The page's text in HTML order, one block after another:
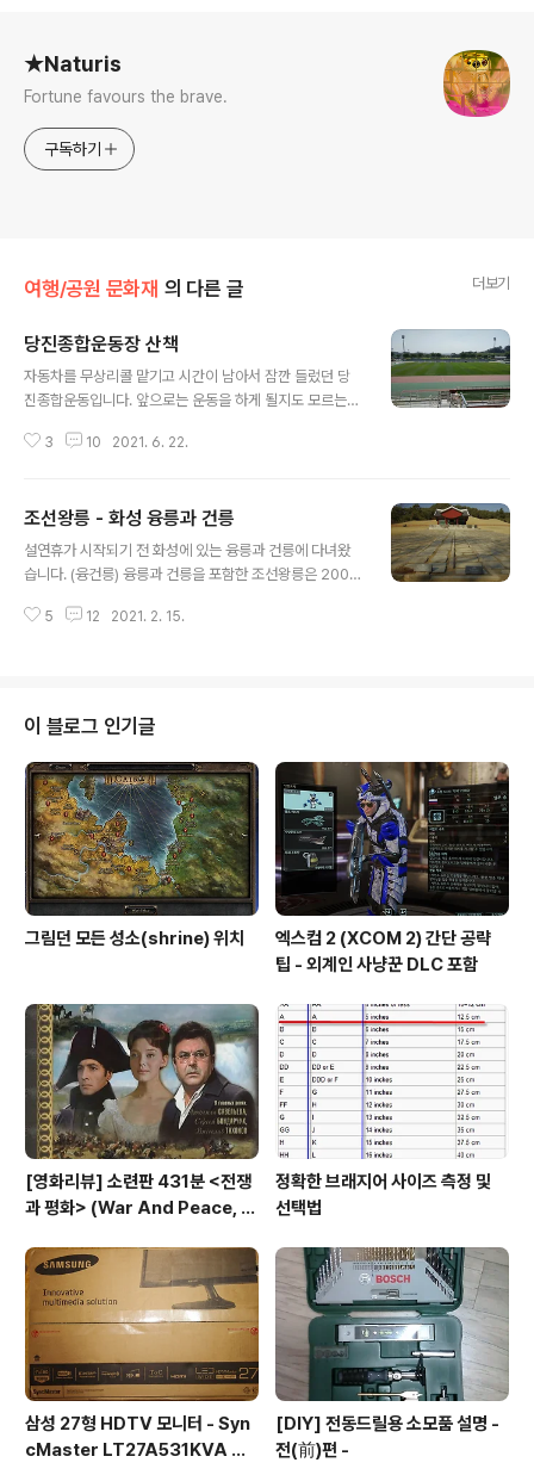
★Naturis
Fortune favours the brave.
구독하기
여행/공원 문화재 의 다른 글 더보기
당진종합운동장 산책
자동차를 무상리콜 맡기고 시간이 남아서 잠깐 들렀던 당
진종합운동입니다. 앞으로는 운동을 하게 될지도 모르는
었어요. 당진종합운동장에는 주차공간이 많아서 주차연습
것을 막으려는 의도가 아닌가 싶어요. 듣기론 현대제철 통
근버스가 근처에서 정차하기 때문에 이곳에 자가용을 주차
하고 통근버스를 타는 직원들이 많다고.. 저는 그렇게 들었
움. 출입구는 이러해요. 잔디를 정돈하고 있던데 인조잔디
3 10 2021. 6. 22.
조선왕릉 - 화성 융릉과 건릉
설연휴가 시작되기 전 화성에 있는 융릉과 건릉에 다녀왔
습니다. (융건릉) 융릉과 건릉을 포함한 조선왕릉은 2009
다녀오고 싶었던 곳인데 이번에 큰 맘(?) 먹고 다녀온거네
합니다) 화성시에 있는 융릉과 건릉을 대중교통으로 이용
하려면 1호선 수원역이나 새로 생긴 수인선 오목천역에서
버스를 타고 접근해야 합니다. 저는 오목천역에서 46번 버
스를 타고 이동했는데 버스 배차간격이 거의 1시간이라 이
방법을 추천하고 싶지는 않네요. 오목천역으로 가시려면
버스시간을 잘 보고 가시길. 융릉과 건릉..
5 12 2021. 2. 15.
이 블로그 인기글
그림던 모든 성소(shrine) 위치
엑스컴 2 (XCOM 2) 간단 공략
팁 - 외계인 사냥꾼 DLC 포함
[영화리뷰] 소련판 431분 <전쟁
과 평화> (War And Peace, 1
쟁과 평화>(1956)
정확한 브래지어 사이즈 측정 및
선택법
삼성 27형 HDTV 모니터 - Syn
cMaster LT27A531KVA 사
[DIY] 전동드릴용 소모품 설명 -
전(前)편 -